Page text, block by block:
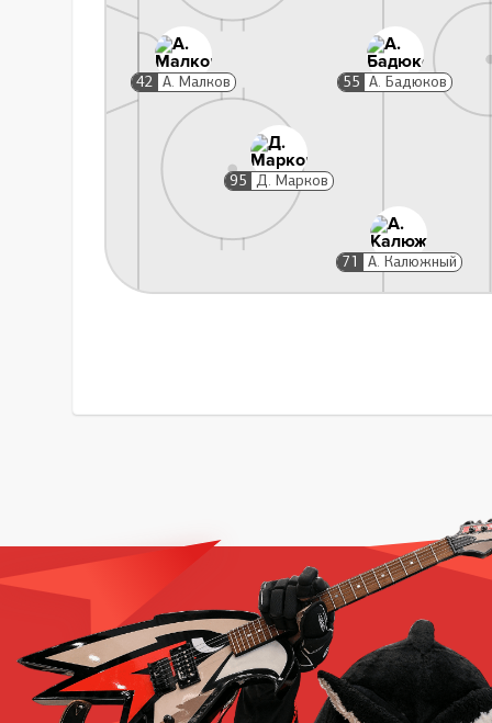
38:31
Гол, 4:1
А. Калюжный
Д. Афанасенков
Игра высоко
Гол, 5:1
45:03
Д. Грэм
Задержка
55:58
Задержка соперника клюшкой, 2 мин
Д. Марков
42 А. Малков
95 Д. Марков
55 А. Бадюков
71 А. Калюжный